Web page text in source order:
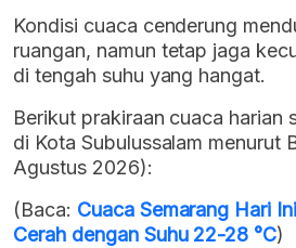
Kondisi cuaca cenderung
ruangan, namun tetap jaga
di tengah suhu yang hangat.
Berikut prakiraan cuaca harian
di Kota Subulussalam menurut
Agustus 2026):
(Baca: Cuaca Semarang Hari
Cerah dengan Suhu 22-28 °C)